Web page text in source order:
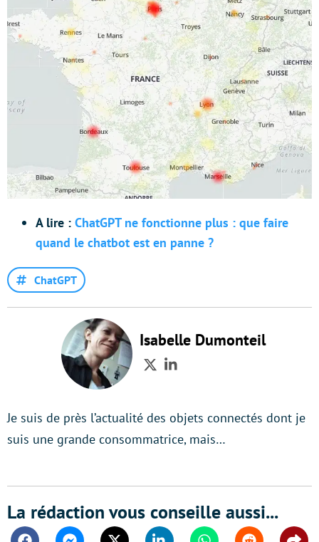
A lire : ChatGPT ne fonctionne plus : que faire
quand le chatbot est en panne ?
ChatGPT
Isabelle Dumonteil
TwitterLinkedIn
Je suis de près l’actualité des objets connectés dont je
suis une grande consommatrice, mais…
La rédaction vous conseille aussi...